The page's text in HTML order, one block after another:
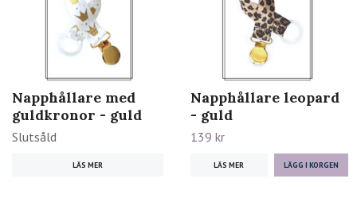
Napphållare med
guldkronor - guld
Slutsåld
LÄS MER
Napphållare leopard
- guld
139 kr
LÄS MER